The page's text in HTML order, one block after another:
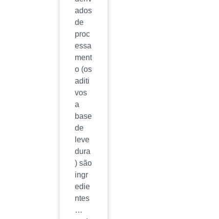
ados
de
proc
essa
ment
o (os
aditi
vos
a
base
de
leve
dura
) são
ingr
edie
ntes
…